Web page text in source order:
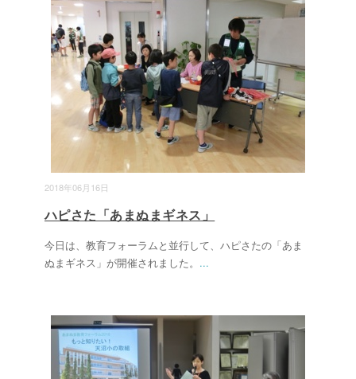
2018年06月16日
ハピさた「あまぬまギネス」
今日は、教育フォーラムと並行して、ハピさたの「あま
ぬまギネス」が開催されました。 ...